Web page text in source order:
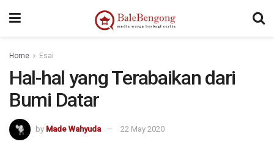
Home Esai
Hal-hal yang Terabaikan dari
Bumi Datar
by Made Wahyuda 22 May 2020